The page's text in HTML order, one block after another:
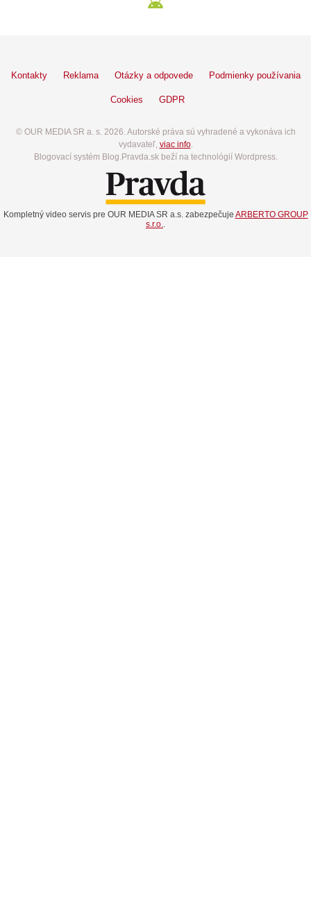
Kontakty Reklama Otázky a odpovede Podmienky používania
Cookies GDPR
© OUR MEDIA SR a. s. 2026. Autorské práva sú vyhradené a vykonáva ich
vydavateľ, viac info.
Blogovací systém Blog.Pravda.sk beží na technológií Wordpress.
Kompletný video servis pre OUR MEDIA SR a.s. zabezpečuje ARBERTO GROUP
s.r.o..